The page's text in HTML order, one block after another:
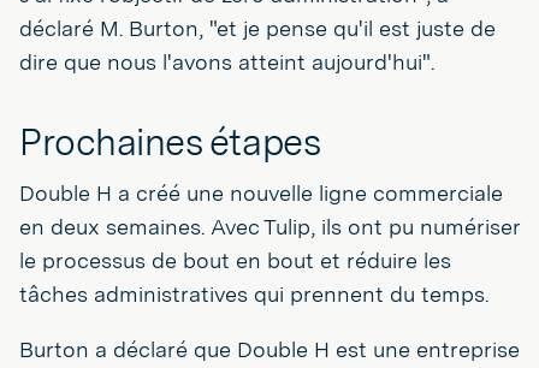
déclaré M. Burton, "et je pense qu'il est juste de
dire que nous l'avons atteint aujourd'hui".
Prochaines étapes
Double H a créé une nouvelle ligne commerciale
en deux semaines. Avec Tulip, ils ont pu numériser
le processus de bout en bout et réduire les
tâches administratives qui prennent du temps.
Burton a déclaré que Double H est une entreprise